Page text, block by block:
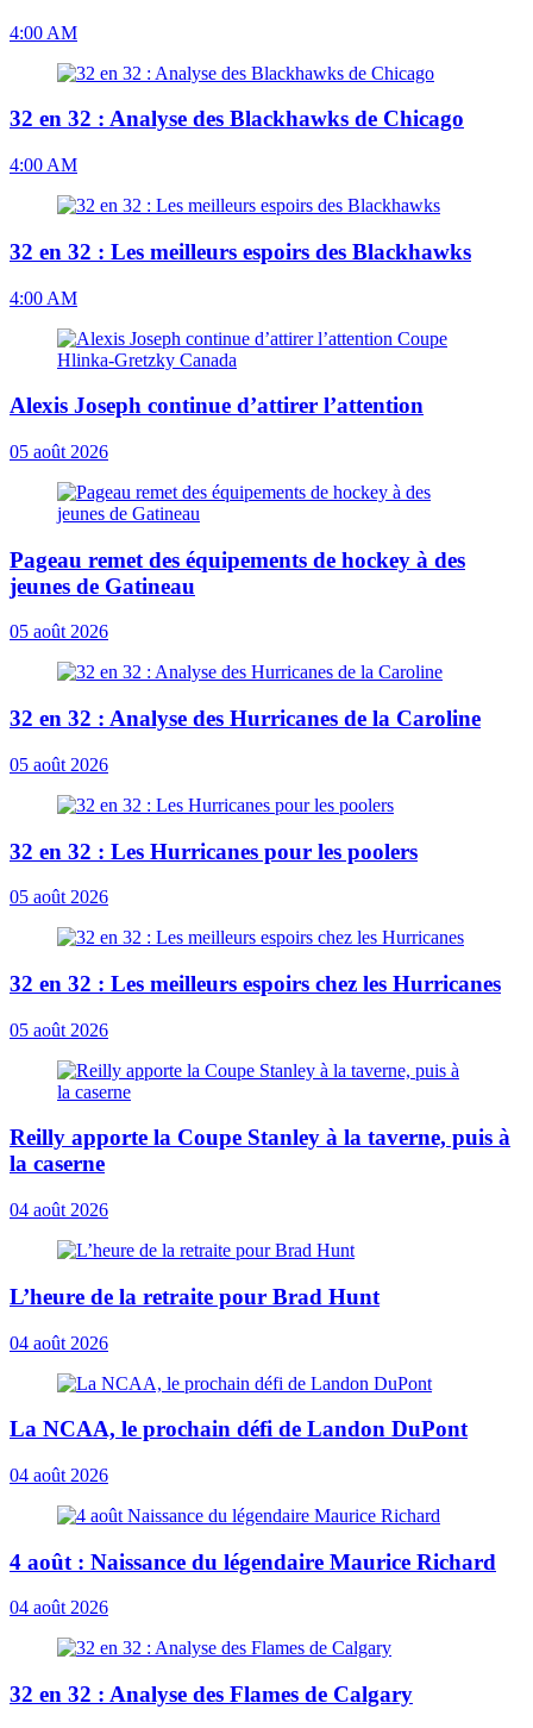
4:00 AM
32 en 32 : Analyse des Blackhawks de Chicago
4:00 AM
32 en 32 : Les meilleurs espoirs des Blackhawks
4:00 AM
Alexis Joseph continue d’attirer l’attention
05 août 2026
Pageau remet des équipements de hockey à des
jeunes de Gatineau
05 août 2026
32 en 32 : Analyse des Hurricanes de la Caroline
05 août 2026
32 en 32 : Les Hurricanes pour les poolers
05 août 2026
32 en 32 : Les meilleurs espoirs chez les Hurricanes
05 août 2026
Reilly apporte la Coupe Stanley à la taverne, puis à
la caserne
04 août 2026
L’heure de la retraite pour Brad Hunt
04 août 2026
La NCAA, le prochain défi de Landon DuPont
04 août 2026
4 août : Naissance du légendaire Maurice Richard
04 août 2026
32 en 32 : Analyse des Flames de Calgary